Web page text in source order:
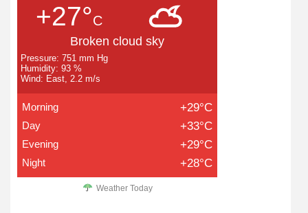
+27°C
Broken cloud sky
Pressure: 751 mm Hg
Humidity: 93 %
Wind: East, 2.2 m/s
Morning +29°C
Day +33°C
Evening +29°C
Night +28°C
Weather Today